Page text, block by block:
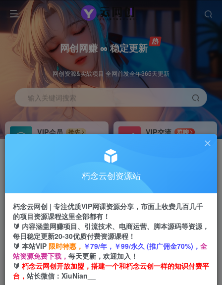
网创网赚 ∞ 稳定更新
网创资源&实战项目 全网首发全年365天更新
输入关键词搜索
VIP会员
抢先
VIP交流
群聊
研究探讨更多创业项目路子。
会员专属推广链接
四导航 导航
APP下载
GO
首页 创业课程 会员专属 正文
（6474期）外面收费1688的蓝海ins安装项目2.0
每天轻松收入1000+
朽念云创资源站
朽念云网创 | 专注优质VIP网课资源分享，市面上收费几百几千
的项目资源课程这里全部都有！
🔰 内容涵盖网赚项目、引流技术、电商运营、脚本源码等资源，
每日稳定更新20-30优质付费资源课程！
🔰 本站VIP 限时特惠， ￥79/年，￥99/永久 (推广佣金70%)， 全
站资源免费下载， 每天更新，欢迎加入！
🔰 朽念云网创开放加盟，搭建一个和朽念云创一样的知识付费平
台， 站长微信：XiuNian__